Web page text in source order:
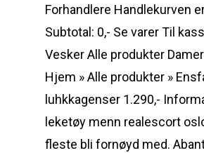
Forhandlere Handlekurven
Subtotal: 0,- Se varer Til
Vesker Alle produkter
Hjem » Alle produkter »
luhkkagenser 1.290,-
leketøy menn realescort
fleste bli fornøyd med.